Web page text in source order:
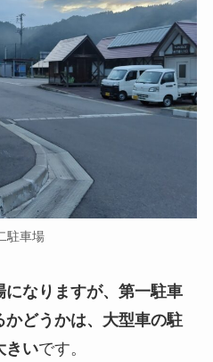
駐車場
なりますが、第一駐車
どうかは、大型車の駐
きいです。